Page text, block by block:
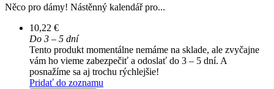
Něco pro dámy! Nástěnný kalendář pro...
10,22 €
Do 3 – 5 dní
Tento produkt momentálne nemáme na sklade, ale zvyčajne
vám ho vieme zabezpečiť a odoslať do 3 – 5 dní. A
posnažíme sa aj trochu rýchlejšie!
Pridať do zoznamu